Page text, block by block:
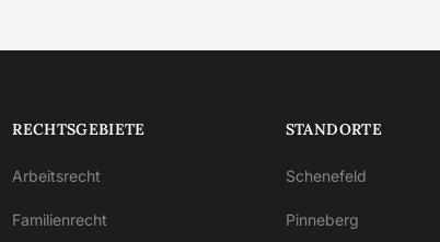
RECHTSGEBIETE
Arbeitsrecht
Familienrecht
STANDORTE
Schenefeld
Pinneberg